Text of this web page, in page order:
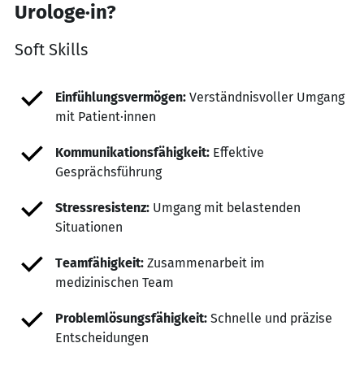
Urologe·in?
Soft Skills
Einfühlungsvermögen: Verständnisvoller Umgang
mit Patient·innen
Kommunikationsfähigkeit: Effektive
Gesprächsführung
Stressresistenz: Umgang mit belastenden
Situationen
Teamfähigkeit: Zusammenarbeit im
medizinischen Team
Problemlösungsfähigkeit: Schnelle und präzise
Entscheidungen